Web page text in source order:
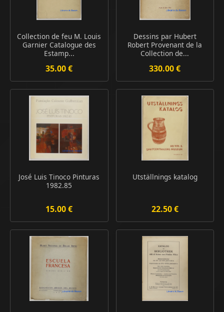
Collection de feu M. Louis
Garnier Catalogue des
Estamp...
35.00 €
Dessins par Hubert
Robert Provenant de la
Collection de...
330.00 €
José Luis Tinoco Pinturas
1982.85
15.00 €
Utställnings katalog
22.50 €